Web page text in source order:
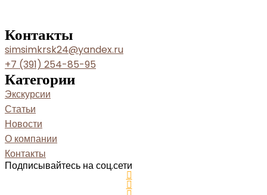
Контакты
simsimkrsk24@yandex.ru
+7 (391) 254-85-95
Категории
Экскурсии
Статьи
Новости
О компании
Контакты
Подписывайтесь на соц.сети